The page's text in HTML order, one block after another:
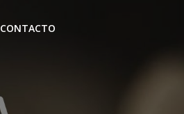
CONTACTO